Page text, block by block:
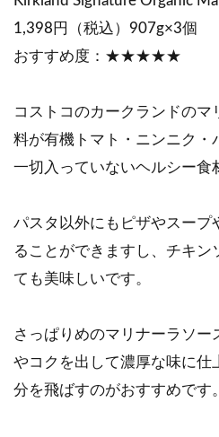
1,398円（税込）907g×3個
おすすめ度：★★★★★
コストコのカークランドのマ
料が有機トマト・ニンニク・
一切入っていないヘルシー食
パスタ以外にもピザやスープ
ることができますし、チキン
ても美味しいです。
さっぱりめのマリナーラソー
やコクを出して濃厚な味に仕
分を飛ばすのがおすすめです。